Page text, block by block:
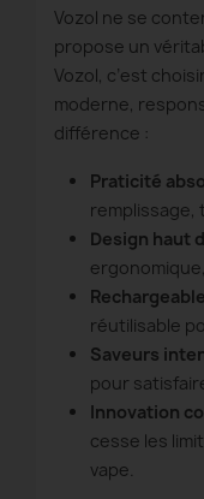
Vozol ne se
propose un
Vozol, c’est
moderne,
différence :
Praticité
remplissage,
Design haut
réutilisable
Saveurs
pour
Innovation
cesse les
vape.